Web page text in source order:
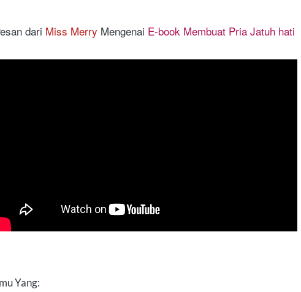
dari Miss Merry Mengenai E-book Membuat Pria Jatuh hati
Yang: